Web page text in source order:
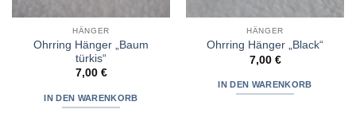
HÄNGER
Ohrring Hänger „Baum
türkis“
7,00 €
IN DEN WARENKORB
HÄNGER
Ohrring Hänger „Black“
7,00 €
IN DEN WARENKORB